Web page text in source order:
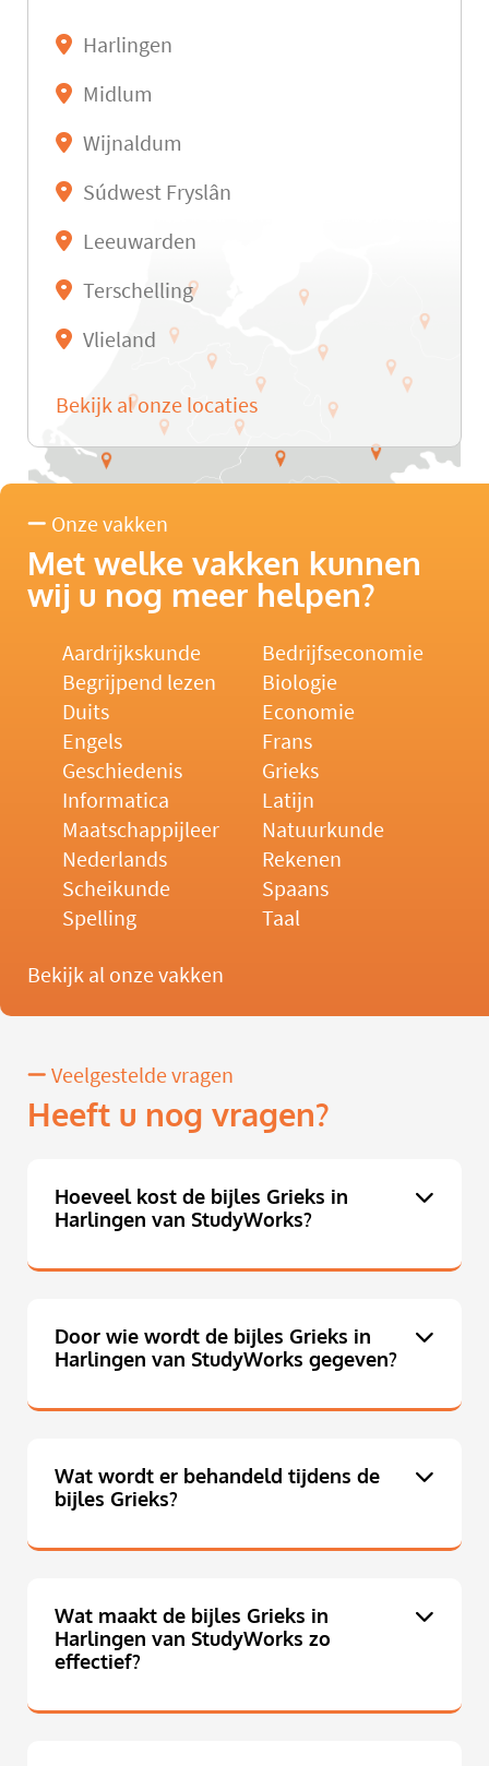
Harlingen
Midlum
Wijnaldum
Súdwest Fryslân
Leeuwarden
Terschelling
Vlieland
Bekijk al onze locaties
Onze vakken
Met welke vakken kunnen
wij u nog meer helpen?
Aardrijkskunde
Bedrijfseconomie
Begrijpend lezen
Biologie
Duits
Economie
Engels
Frans
Geschiedenis
Grieks
Informatica
Latijn
Maatschappijleer
Natuurkunde
Nederlands
Rekenen
Scheikunde
Spaans
Spelling
Taal
Bekijk al onze vakken
Veelgestelde vragen
Heeft u nog vragen?
Hoeveel kost de bijles Grieks in
Harlingen van StudyWorks?
Door wie wordt de bijles Grieks in
Harlingen van StudyWorks gegeven?
Wat wordt er behandeld tijdens de
bijles Grieks?
Wat maakt de bijles Grieks in
Harlingen van StudyWorks zo
effectief?